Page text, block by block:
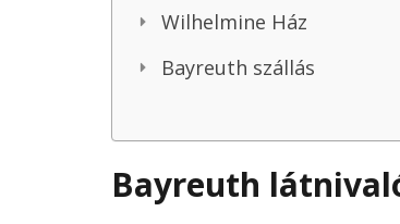
Wilhelmine Ház
Bayreuth szállás
Bayreuth